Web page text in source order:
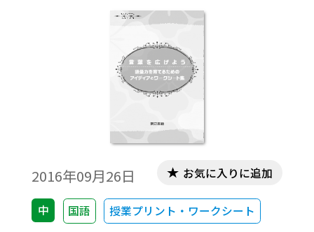
う」（３年の先取り）神奈川県平塚市立神
田中学校教諭 山根恵子２年「平家物語」
三重県四日市市立桜中学校教諭 佐藤英子
２年「平家物語」山口県山口市立平川中学
校教諭 濱崎美幸２年「小さな労働者」３
年「永久欠番」兵庫県山南町立山南中学校
教諭 伏田雅子３年「パンフレットを作ろ
う」熊本県菊陽町立武蔵ケ丘中学校教諭
古田亮３年「パンフレットを作ろう」宮城
県古川市立古川中学校教諭 櫻井正昭３年
「効果的なスピーチ」石川県辰口町立辰口
中学校教諭 大下佳宏３年「いちご同盟」
2016年09月26日
中 国語 授業プリント・ワークシート
お気に入りに追加